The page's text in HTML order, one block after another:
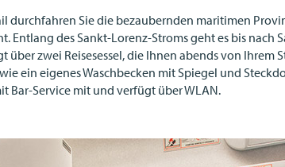
durchfahren Sie die bezaubernden maritimen
des Sankt-Lorenz-Stroms geht es bis nach
über zwei Reisesessel, die Ihnen abends von
ein eigenes Waschbecken mit Spiegel und
Bar-Service mit und verfügt überWLAN.